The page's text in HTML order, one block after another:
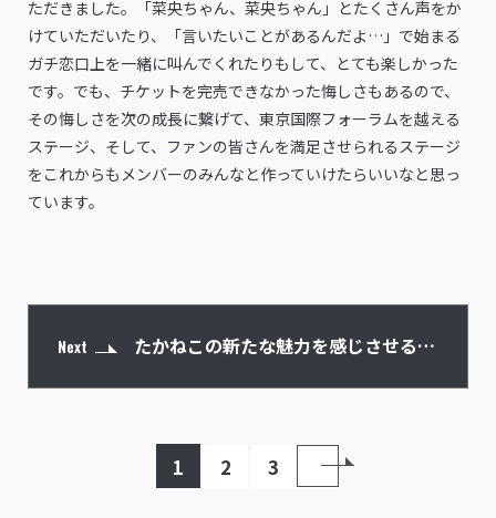
ただきました。「菜央ちゃん、菜央ちゃん」とたくさん声をか
けていただいたり、「言いたいことがあるんだよ…」で始まる
ガチ恋口上を一緒に叫んでくれたりもして、とても楽しかった
です。でも、チケットを完売できなかった悔しさもあるので、
その悔しさを次の成長に繋げて、東京国際フォーラムを越える
ステージ、そして、ファンの皆さんを満足させられるステージ
をこれからもメンバーのみんなと作っていけたらいいなと思っ
ています。
Next たかねこの新たな魅力を感じさせるポ
1 2 3